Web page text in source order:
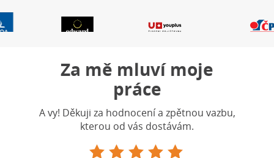
Za mě mluví moje
práce
A vy! Děkuji za hodnocení a zpětnou vazbu,
kterou od vás dostávám.